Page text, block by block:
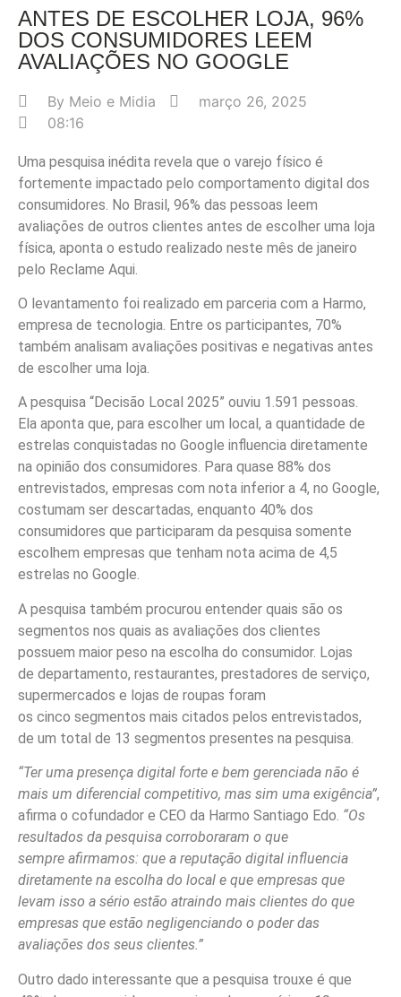
ANTES DE ESCOLHER LOJA, 96%
DOS CONSUMIDORES LEEM
AVALIAÇÕES NO GOOGLE
By Meio e Midia
março 26, 2025
08:16
Uma pesquisa inédita revela que o varejo físico é
fortemente impactado pelo comportamento digital dos
consumidores. No Brasil, 96% das pessoas leem
avaliações de outros clientes antes de escolher uma loja
física, aponta o estudo realizado neste mês de janeiro
pelo Reclame Aqui.
O levantamento foi realizado em parceria com a Harmo,
empresa de tecnologia. Entre os participantes, 70%
também analisam avaliações positivas e negativas antes
de escolher uma loja.
A pesquisa “Decisão Local 2025” ouviu 1.591 pessoas.
Ela aponta que, para escolher um local, a quantidade de
estrelas conquistadas no Google influencia diretamente
na opinião dos consumidores. Para quase 88% dos
entrevistados, empresas com nota inferior a 4, no Google,
costumam ser descartadas, enquanto 40% dos
consumidores que participaram da pesquisa somente
escolhem empresas que tenham nota acima de 4,5
estrelas no Google.
A pesquisa também procurou entender quais são os
segmentos nos quais as avaliações dos clientes
possuem maior peso na escolha do consumidor. Lojas
de departamento, restaurantes, prestadores de serviço,
supermercados e lojas de roupas foram
os cinco segmentos mais citados pelos entrevistados,
de um total de 13 segmentos presentes na pesquisa.
“Ter uma presença digital forte e bem gerenciada não é
mais um diferencial competitivo, mas sim uma exigência”,
afirma o cofundador e CEO da Harmo Santiago Edo. “Os
resultados da pesquisa corroboraram o que
sempre afirmamos: que a reputação digital influencia
diretamente na escolha do local e que empresas que
levam isso a sério estão atraindo mais clientes do que
empresas que estão negligenciando o poder das
avaliações dos seus clientes.”
Outro dado interessante que a pesquisa trouxe é que